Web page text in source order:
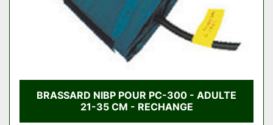
BRASSARD NIBP POUR PC-300 - ADULTE
21-35 CM - RECHANGE